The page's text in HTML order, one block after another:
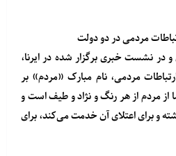
مردمی در دو دولت
نشست خبری برگزار شده در ایرنا،
مردمی، نام مبارک «مردم» بر
مردم از هر رنگ و نژاد و طیف است و
و برای اعتلای آن خدمت می‌کند، برای